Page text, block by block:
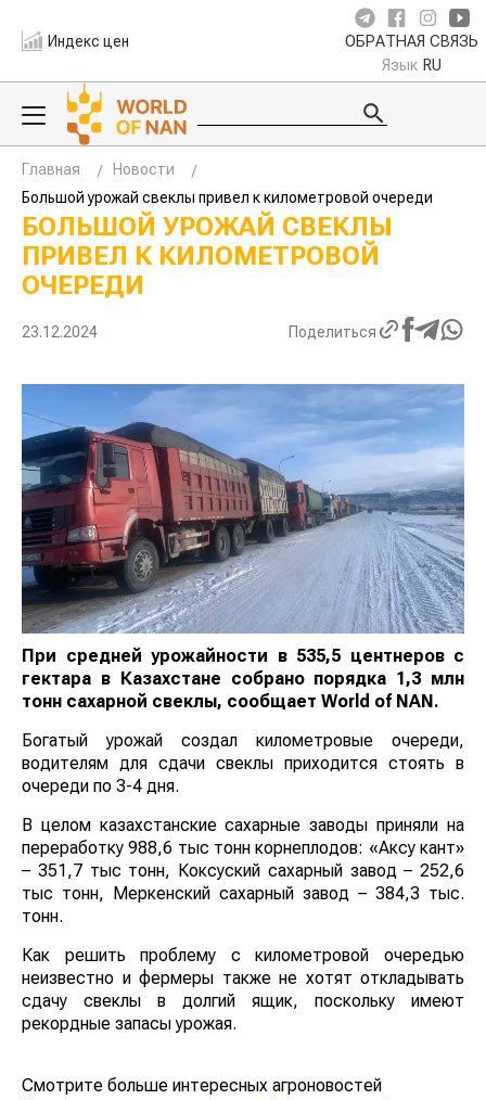
Индекс цен ОБРАТНАЯ СВЯЗЬ
Язык RU
Главная
Новости
Большой урожай свеклы привел к километровой очереди
БОЛЬШОЙ УРОЖАЙ СВЕКЛЫ
ПРИВЕЛ К КИЛОМЕТРОВОЙ
ОЧЕРЕДИ
23.12.2024 Поделиться
При средней урожайности в 535,5 центнеров с
гектара в Казахстане собрано порядка 1,3 млн
тонн сахарной свеклы, сообщает World of NAN.
Богатый урожай создал километровые очереди,
водителям для сдачи свеклы приходится стоять в
очереди по 3-4 дня.
В целом казахстанские сахарные заводы приняли на
переработку 988,6 тыс тонн корнеплодов: «Аксу кант»
– 351,7 тыс тонн, Коксуский сахарный завод – 252,6
тыс тонн, Меркенский сахарный завод – 384,3 тыс.
тонн.
Как решить проблему с километровой очередью
неизвестно и фермеры также не хотят откладывать
сдачу свеклы в долгий ящик, поскольку имеют
рекордные запасы урожая.
Смотрите больше интересных агроновостей